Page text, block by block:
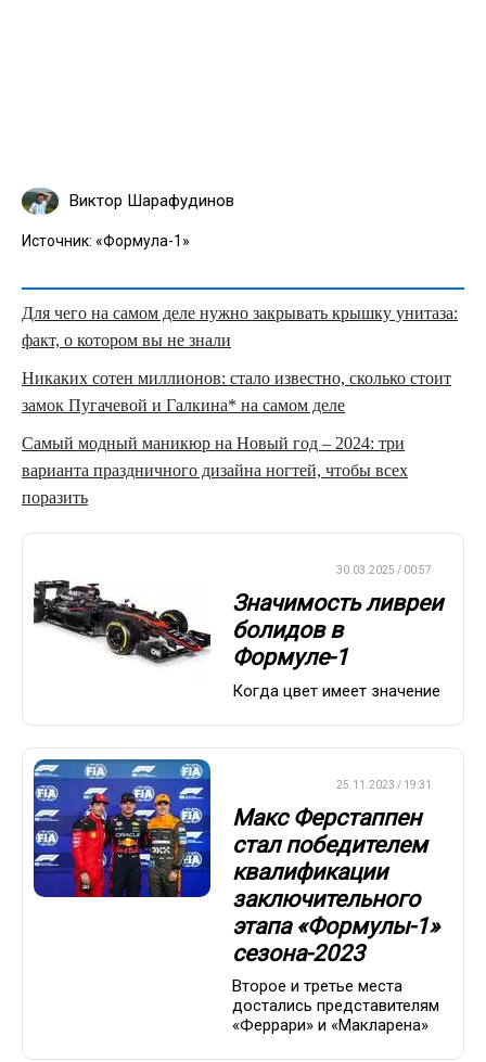
Виктор Шарафудинов
Источник: «Формула-1»
Для чего на самом деле нужно закрывать крышку унитаза:
факт, о котором вы не знали
Никаких сотен миллионов: стало известно, сколько стоит
замок Пугачевой и Галкина* на самом деле
Самый модный маникюр на Новый год – 2024: три
варианта праздничного дизайна ногтей, чтобы всех
поразить
30.03.2025 / 00:57
Значимость ливреи
болидов в
Формуле-1
Когда цвет имеет значение
25.11.2023 / 19:31
Макс Ферстаппен
стал победителем
квалификации
заключительного
этапа «Формулы-1»
сезона-2023
Второе и третье места
достались представителям
«Феррари» и «Макларена»